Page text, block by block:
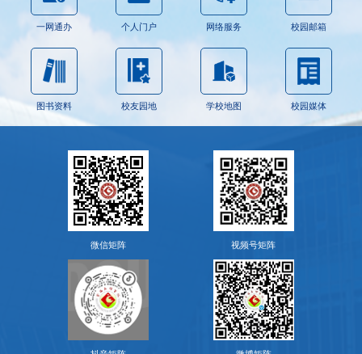
一网通办 个人门户 网络服务 校园邮箱
图书资料 校友园地 学校地图 校园媒体
微信矩阵 视频号矩阵